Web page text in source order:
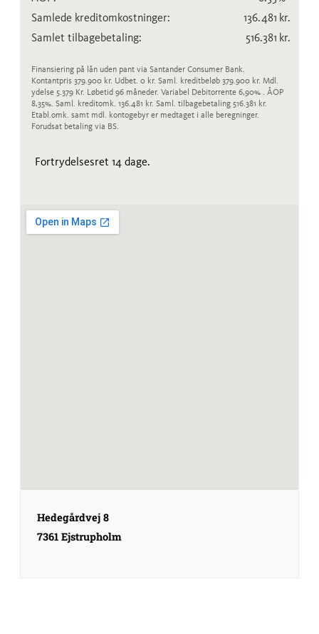
Samlede kreditomkostninger:
136.481 kr.
Samlet tilbagebetaling:
516.381 kr.
Finansiering på lån uden pant via Santander Consumer Bank.
Kontantpris 379.900 kr. Udbet. 0 kr. Saml. kreditbeløb 379.900 kr. Mdl.
ydelse 5.379 Kr. Løbetid 96 måneder. Variabel Debitorrente 6,90% . ÅOP
8,35%. Saml. kreditomk. 136.481 kr. Saml. tilbagebetaling 516.381 kr.
Etabl.omk. samt mdl. kontogebyr er medtaget i alle beregninger.
Forudsat betaling via BS.
Fortrydelsesret 14 dage.
Hedegårdvej 8
7361 Ejstrupholm